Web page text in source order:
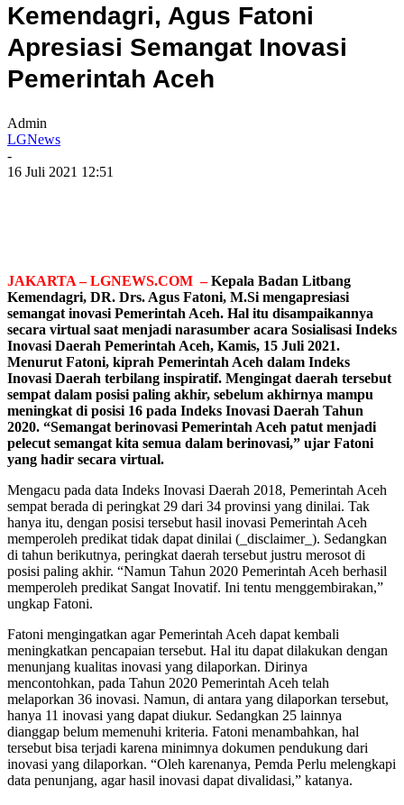
Kemendagri, Agus Fatoni
Apresiasi Semangat Inovasi
Pemerintah Aceh
Admin
LGNews
-
16 Juli 2021 12:51
JAKARTA – LGNEWS.COM –Kepala Badan Litbang
Kemendagri, DR. Drs. Agus Fatoni, M.Si mengapresiasi
semangat inovasi Pemerintah Aceh. Hal itu disampaikannya
secara virtual saat menjadi narasumber acara Sosialisasi Indeks
Inovasi Daerah Pemerintah Aceh, Kamis, 15 Juli 2021.
Menurut Fatoni, kiprah Pemerintah Aceh dalam Indeks
Inovasi Daerah terbilang inspiratif. Mengingat daerah tersebut
sempat dalam posisi paling akhir, sebelum akhirnya mampu
meningkat di posisi 16 pada Indeks Inovasi Daerah Tahun
2020. “Semangat berinovasi Pemerintah Aceh patut menjadi
pelecut semangat kita semua dalam berinovasi,” ujar Fatoni
yang hadir secara virtual.
Mengacu pada data Indeks Inovasi Daerah 2018, Pemerintah Aceh
sempat berada di peringkat 29 dari 34 provinsi yang dinilai. Tak
hanya itu, dengan posisi tersebut hasil inovasi Pemerintah Aceh
memperoleh predikat tidak dapat dinilai (_disclaimer_). Sedangkan
di tahun berikutnya, peringkat daerah tersebut justru merosot di
posisi paling akhir. “Namun Tahun 2020 Pemerintah Aceh berhasil
memperoleh predikat Sangat Inovatif. Ini tentu menggembirakan,”
ungkap Fatoni.
Fatoni mengingatkan agar Pemerintah Aceh dapat kembali
meningkatkan pencapaian tersebut. Hal itu dapat dilakukan dengan
menunjang kualitas inovasi yang dilaporkan. Dirinya
mencontohkan, pada Tahun 2020 Pemerintah Aceh telah
melaporkan 36 inovasi. Namun, di antara yang dilaporkan tersebut,
hanya 11 inovasi yang dapat diukur. Sedangkan 25 lainnya
dianggap belum memenuhi kriteria. Fatoni menambahkan, hal
tersebut bisa terjadi karena minimnya dokumen pendukung dari
inovasi yang dilaporkan. “Oleh karenanya, Pemda Perlu melengkapi
data penunjang, agar hasil inovasi dapat divalidasi,” katanya.